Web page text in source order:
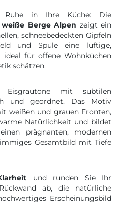
in Ihre Küche: Die
Berge Alpen zeigt ein
schneebedeckten Gipfeln
und Spüle eine luftige,
ideal für offene Wohnküchen
schätzen.
mit subtilen
und geordnet. Das Motiv
weißen und grauen Fronten,
Natürlichkeit und bildet
prägnanten, modernen
Gesamtbild mit Tiefe
und runden Sie Ihr
ab, die natürliche
Erscheinungsbild